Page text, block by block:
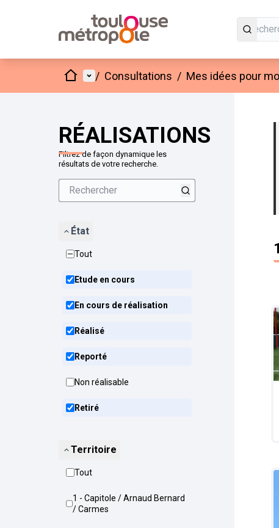
AccueilMenu principal
/ Consultations / Mes idées pour
RÉALISATIONS
Filtrez de façon dynamique les
résultats de votre recherche.
État
Tout
Etude en cours
En cours de réalisation
Réalisé
Reporté
Non réalisable
Retiré
Territoire
Tout
1 - Capitole / Arnaud Bernard
/ Carmes